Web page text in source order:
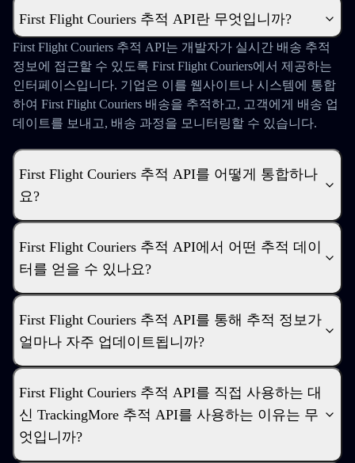
First Flight Couriers 추적 API란 무엇입니까?
First Flight Couriers 추적 API는 개발자가 실시간 배송 추적
정보에 접근할 수 있도록 First Flight Couriers에서 제공하는
인터페이스입니다. 기업은 이를 웹사이트나 시스템에 통합
하여 First Flight Couriers 배송을 추적하고, 고객에게 배송 업
데이트를 보내고, 배송 과정을 모니터링할 수 있습니다.
First Flight Couriers 추적 API를 어떻게 통합하나
요?
First Flight Couriers 추적 API에서 어떤 추적 데이
터를 얻을 수 있나요?
First Flight Couriers 추적 API를 통해 추적 정보가
얼마나 자주 업데이트됩니까?
First Flight Couriers 추적 API를 직접 사용하는 대
신 TrackingMore 추적 API를 사용하는 이유는 무
엇입니까?